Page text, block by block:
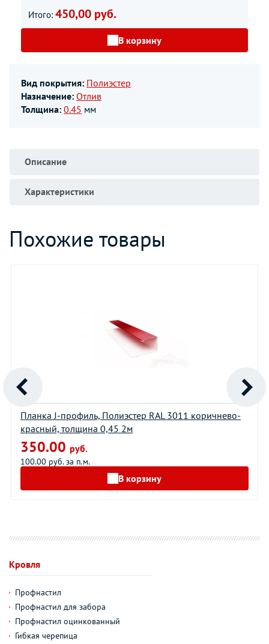
Итого: 450,00 руб.
В корзину
Вид покрытия: Полиэстер
Назначение: Отлив
Толщина: 0.45 мм
Описание
Характеристики
Похожие товары
Планка J-профиль, Полиэстер RAL 3011 коричнево-
красный, толщина 0,45 2м
350.00 руб.
100.00 руб. за п.м.
В корзину
Кровля
Профнастил
Профнастил для забора
Профнастил оцинкованный
Гибкая черепица